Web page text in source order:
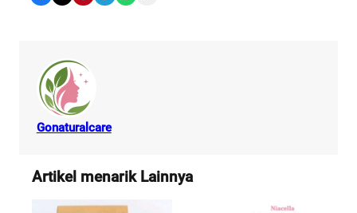
Gonaturalcare
Artikel menarik Lainnya